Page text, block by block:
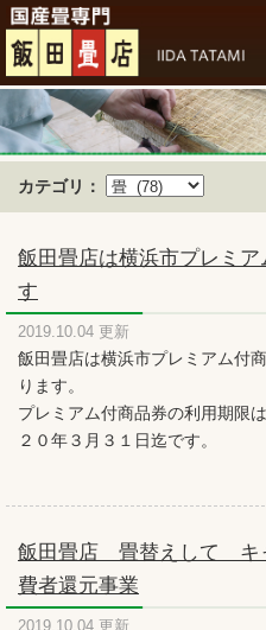
カテゴリ：
飯田畳店は横浜市プレミ
す
2019.10.04 更新
飯田畳店は横浜市プレミアム付
ります。
プレミアム付商品券の利用期限
２０年３月３１日迄です。
飯田畳店 畳替えして キ
費者還元事業
2019.10.04 更新